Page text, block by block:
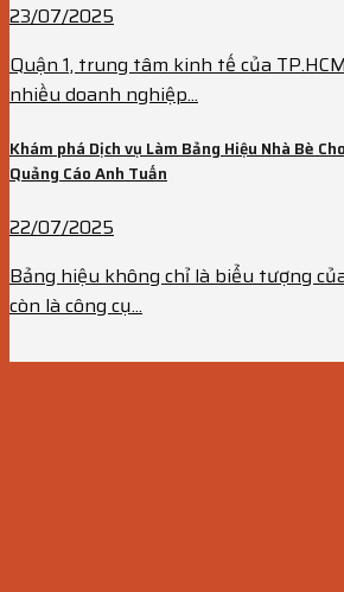
23/07/2025
Quận 1, trung tâm kinh tế của
nhiều doanh nghiệp...
Khám phá Dịch vụ Làm Bảng Hiệu Nhà Bè
Quảng Cáo Anh Tuấn
22/07/2025
Bảng hiệu không chỉ là biểu tượng
còn là công cụ...